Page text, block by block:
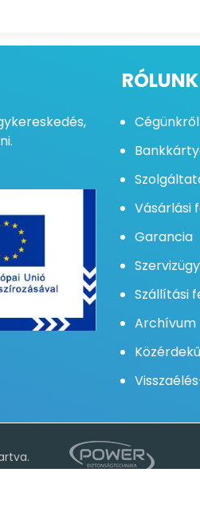
RÓLUNK
Cégünkről
Vásárlási
Garancia
Szállítási
Archívum
felhasználói élmény elérése
Süti tájékoztató